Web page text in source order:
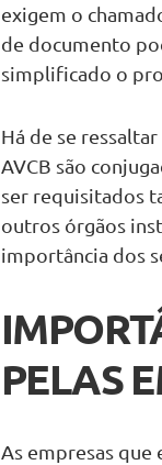
exigem o
de documento
simplificado o
Há de se
AVCB são
ser requisitados
outros órgãos
importância dos
PELAS
As empresas que